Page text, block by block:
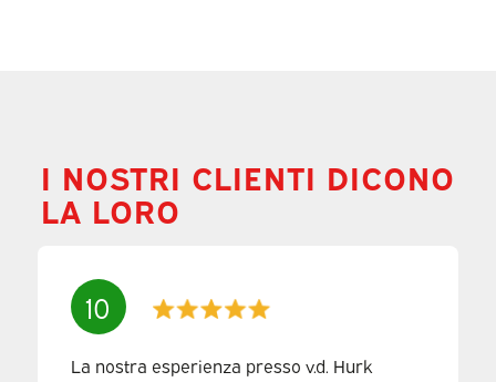
I NOSTRI CLIENTI DICONO
LA LORO
10
La nostra esperienza presso v.d. Hurk